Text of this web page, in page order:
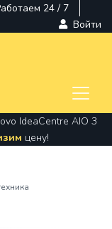
24 / 7
Войти
IdeaCentre AIO 3
цену!